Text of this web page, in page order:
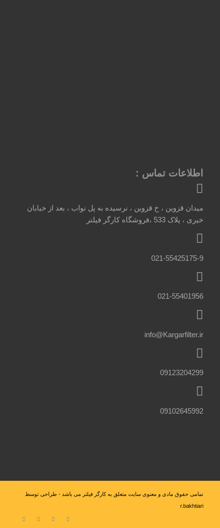
اطلاعات تماس :
میدان قزوین ، خ قزوین ، نرسیده به پل نواب ، بعد از خیابان
خیری ، پلاک 533 ،فروشگاه کارگر فیلتر
021-55425175-9
021-55401956
info@Kargarfilter.ir
09123204299
09102645992
تمامی حقوق مادی و معنوی سایت متعلق به کارگر فیلتر می باشد - طراحی توسط
r.bakhtiari